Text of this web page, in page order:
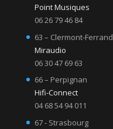
Point Musiques
06 26 79 46 84
63 – Clermont-Ferrand
Miraudio
06 30 47 69 63
66 – Perpignan
Hifi-Connect
04 68 54 94 011
67 - Strasbourg